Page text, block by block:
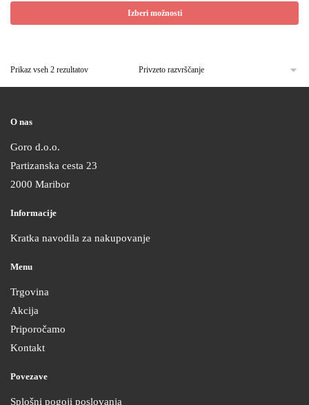
Izberi možnosti
Prikaz vseh 2 rezultatov
O nas
Goro d.o.o.
Partizanska cesta 23
2000 Maribor
Informacije
Kratka navodila za nakupovanje
Menu
Trgovina
Akcija
Priporočamo
Kontakt
Povezave
Splošni pogoji poslovanja